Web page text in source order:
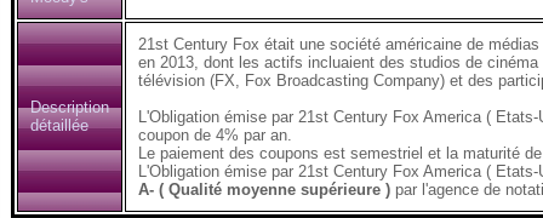
Description
détaillée
21st Century Fox était une société américaine de
en 2013, dont les actifs incluaient des studios de
télévision (FX, Fox Broadcasting Company) et des
L'Obligation émise par 21st Century Fox America (
coupon de 4% par an.
Le paiement des coupons est semestriel et la maturité
L'Obligation émise par 21st Century Fox America (
A- ( Qualité moyenne supérieure ) par l'agence de